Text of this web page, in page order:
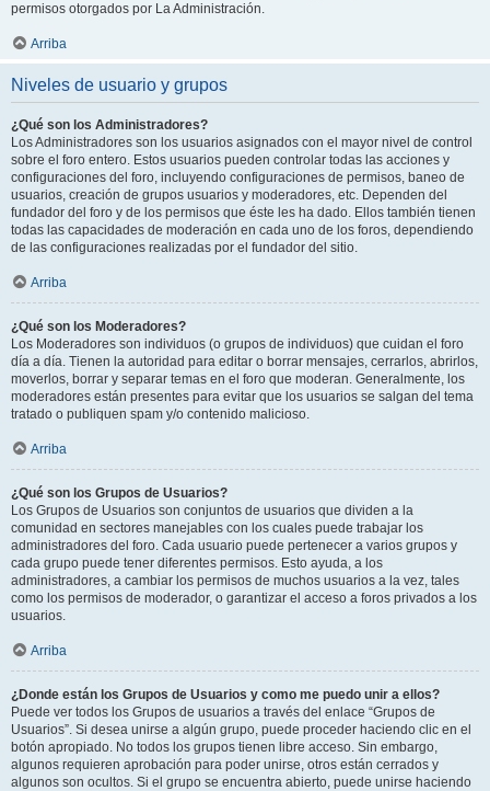
permisos otorgados por La Administración.
Arriba
Niveles de usuario y grupos
¿Qué son los Administradores?
Los Administradores son los usuarios asignados con el mayor nivel de control
sobre el foro entero. Estos usuarios pueden controlar todas las acciones y
configuraciones del foro, incluyendo configuraciones de permisos, baneo de
usuarios, creación de grupos usuarios y moderadores, etc. Dependen del
fundador del foro y de los permisos que éste les ha dado. Ellos también tienen
todas las capacidades de moderación en cada uno de los foros, dependiendo
de las configuraciones realizadas por el fundador del sitio.
Arriba
¿Qué son los Moderadores?
Los Moderadores son individuos (o grupos de individuos) que cuidan el foro
día a día. Tienen la autoridad para editar o borrar mensajes, cerrarlos, abrirlos,
moverlos, borrar y separar temas en el foro que moderan. Generalmente, los
moderadores están presentes para evitar que los usuarios se salgan del tema
tratado o publiquen spam y/o contenido malicioso.
Arriba
¿Qué son los Grupos de Usuarios?
Los Grupos de Usuarios son conjuntos de usuarios que dividen a la
comunidad en sectores manejables con los cuales puede trabajar los
administradores del foro. Cada usuario puede pertenecer a varios grupos y
cada grupo puede tener diferentes permisos. Esto ayuda, a los
administradores, a cambiar los permisos de muchos usuarios a la vez, tales
como los permisos de moderador, o garantizar el acceso a foros privados a los
usuarios.
Arriba
¿Donde están los Grupos de Usuarios y como me puedo unir a ellos?
Puede ver todos los Grupos de usuarios a través del enlace “Grupos de
Usuarios”. Si desea unirse a algún grupo, puede proceder haciendo clic en el
botón apropiado. No todos los grupos tienen libre acceso. Sin embargo,
algunos requieren aprobación para poder unirse, otros están cerrados y
algunos son ocultos. Si el grupo se encuentra abierto, puede unirse haciendo